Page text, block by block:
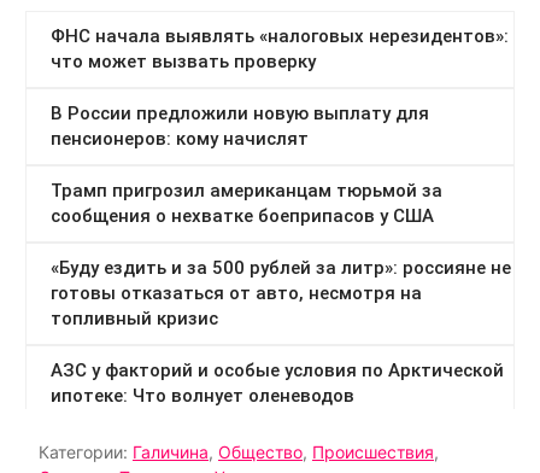
Категории: Галичина, Общество, Происшествия,